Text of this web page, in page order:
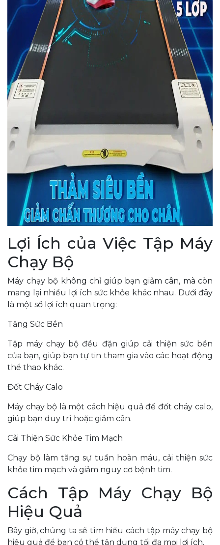
Lợi Ích của Việc Tập Máy
Chạy Bộ
Máy chạy bộ không chỉ giúp bạn giảm cân, mà còn
mang lại nhiều lợi ích sức khỏe khác nhau. Dưới đây
là một số lợi ích quan trọng:
Tăng Sức Bền
Tập máy chạy bộ đều đặn giúp cải thiện sức bền
của bạn, giúp bạn tự tin tham gia vào các hoạt động
thể thao khác.
Đốt Cháy Calo
Máy chạy bộ là một cách hiệu quả để đốt cháy calo,
giúp bạn duy trì hoặc giảm cân.
Cải Thiện Sức Khỏe Tim Mạch
Chạy bộ làm tăng sự tuần hoàn máu, cải thiện sức
khỏe tim mạch và giảm nguy cơ bệnh tim.
Cách Tập Máy Chạy Bộ
Hiệu Quả
Bây giờ, chúng ta sẽ tìm hiểu cách tập máy chạy bộ
hiệu quả để bạn có thể tận dụng tối đa mọi lợi ích.